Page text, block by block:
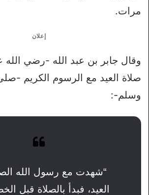
مرات.
إعلان
وقال جابر بن عبد الله -رضي الله
صلاة العيد مع الرسوم الكريم -
وسلم-:
“شهدت مع رسول الله
العيد، فبدأ بالصلاة قبل